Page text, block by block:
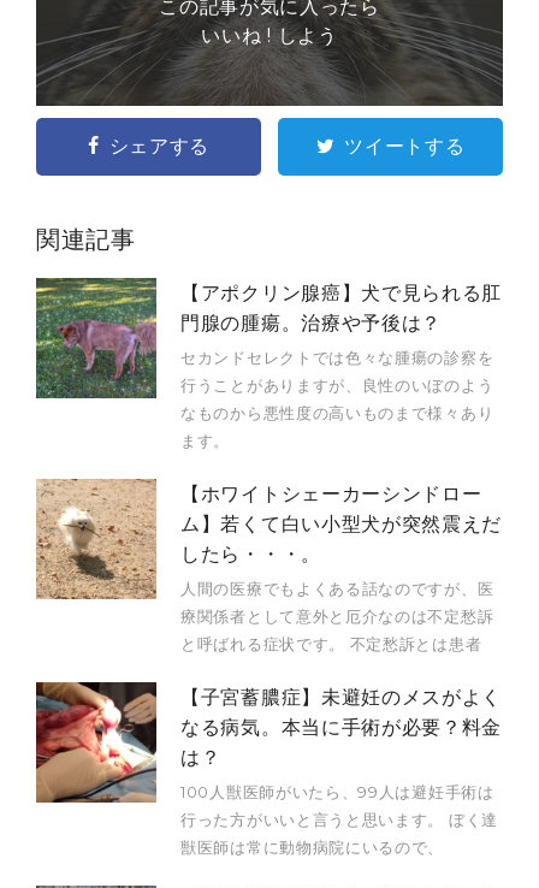
この記事が気に入ったら
いいね ! しよう
シェアする ツイートする
関連記事
【アポクリン腺癌】犬で見られる肛
門腺の腫瘍。治療や予後は？
セカンドセレクトでは色々な腫瘍の診察を
行うことがありますが、良性のいぼのよう
なものから悪性度の高いものまで様々あり
ます。
【ホワイトシェーカーシンドロー
ム】若くて白い小型犬が突然震えだ
したら・・・。
人間の医療でもよくある話なのですが、医
療関係者として意外と厄介なのは不定愁訴
と呼ばれる症状です。 不定愁訴とは患者
【子宮蓄膿症】未避妊のメスがよく
なる病気。本当に手術が必要？料金
は？
100人獣医師がいたら、99人は避妊手術は
行った方がいいと言うと思います。 ぼく達
獣医師は常に動物病院にいるので、